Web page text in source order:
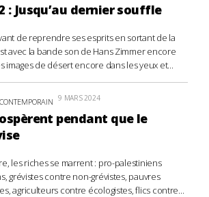
: Jusqu’au dernier souffle
de reprendre ses esprits en sortant de la
avec la bande son de Hans Zimmer encore
images de désert encore dans les yeux et...
9 MARS 2024
pendant que le
les riches se marrent : pro-palestiniens
grévistes contre non-grévistes, pauvres
agriculteurs contre écologistes, flics contre...